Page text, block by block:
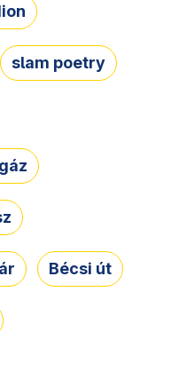
slam poetry
Bécsi út